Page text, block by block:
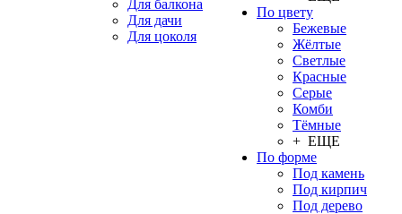
Для балкона
Для дачи
Для цоколя
По цвету
Бежевые
Жёлтые
Светлые
Красные
Серые
Комби
Тёмные
+ ЕЩЕ
По форме
Под камень
Под кирпич
Под дерево